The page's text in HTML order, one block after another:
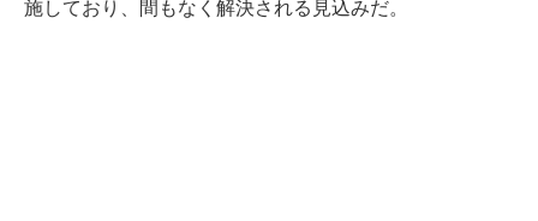
施しており、間もなく解決される見込みだ。